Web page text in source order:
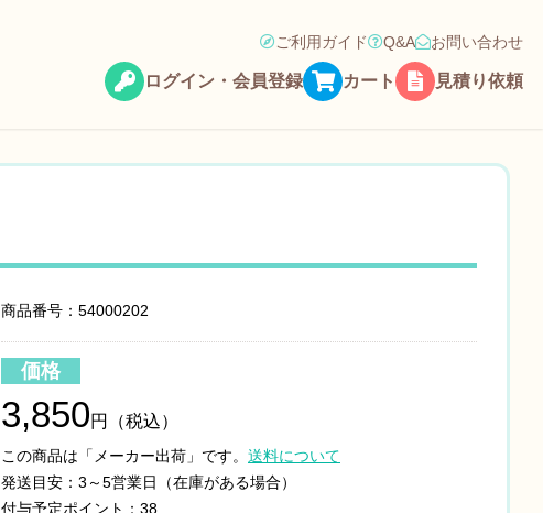
ご利用ガイド Q&A お問い合わせ
ログイン・会員登録 カート 見積り依頼
商品番号：54000202
価格
3,850円（税込）
この商品は「メーカー出荷」です。 送料について
発送目安：3～5営業日（在庫がある場合）
付与予定ポイント：38